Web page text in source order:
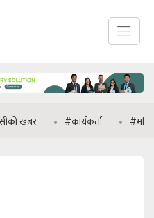
#कार्यकर्ता #मनिष झा